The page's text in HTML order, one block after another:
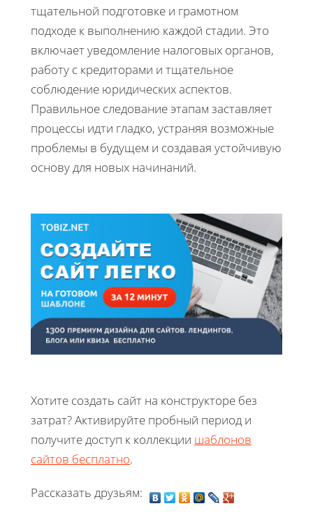
тщательной подготовке и грамотном
подходе к выполнению каждой стадии. Это
включает уведомление налоговых органов,
работу с кредиторами и тщательное
соблюдение юридических аспектов.
Правильное следование этапам заставляет
процессы идти гладко, устраняя возможные
проблемы в будущем и создавая устойчивую
основу для новых начинаний.
Хотите создать сайт на конструкторе без
затрат? Активируйте пробный период и
получите доступ к коллекции шаблонов
сайтов бесплатно.
Рассказать друзьям: